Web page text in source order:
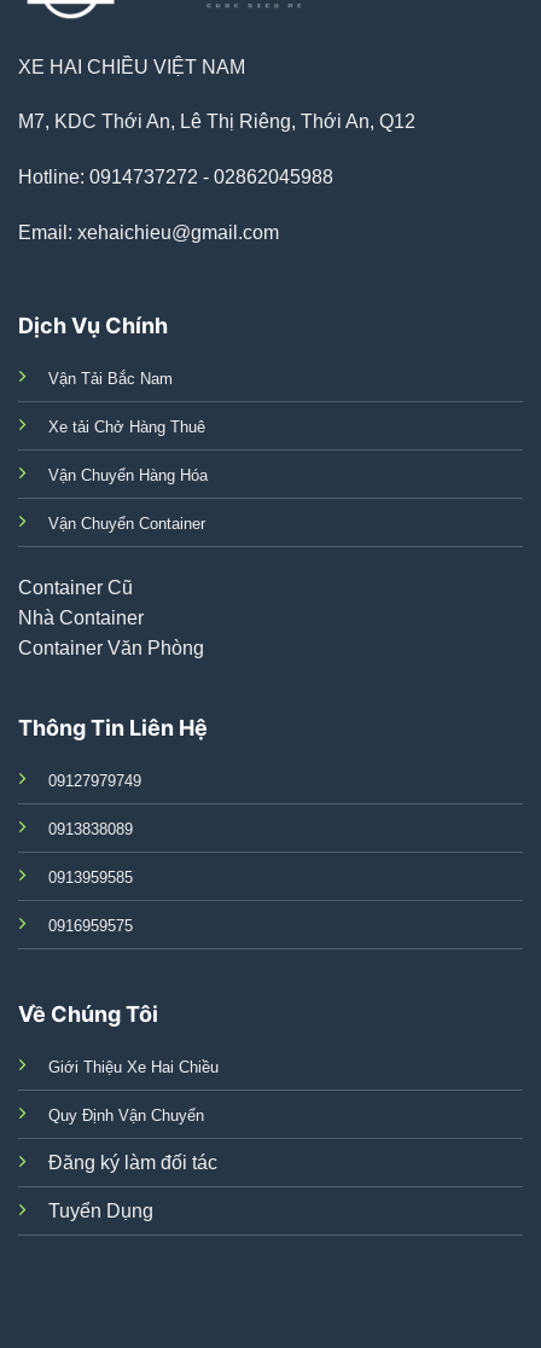
XE HAI CHIỀU VIỆT NAM
M7, KDC Thới An, Lê Thị Riêng, Thới An, Q12
Hotline: 0914737272 - 02862045988
Email: xehaichieu@gmail.com
Dịch Vụ Chính
Vận Tải Bắc Nam
Xe tải Chở Hàng Thuê
Vận Chuyển Hàng Hóa
Vận Chuyển Container
Container Cũ
Nhà Container
Container Văn Phòng
Thông Tin Liên Hệ
09127979749
0913838089
0913959585
0916959575
Về Chúng Tôi
Giới Thiệu Xe Hai Chiều
Quy Định Vận Chuyển
Đăng ký làm đối tác
Tuyển Dụng